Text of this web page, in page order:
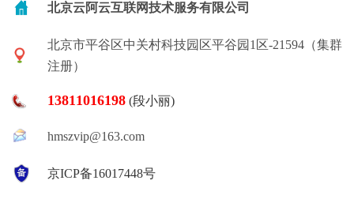
北京云阿云互联网技术服务有限公司
北京市平谷区中关村科技园区平谷园1区-21594（集群
注册）
13811016198 (段小丽)
hmszvip@163.com
京ICP备16017448号